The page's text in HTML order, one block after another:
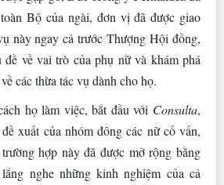
Bộ của ngài, đơn vị đã được giao
này ngay cả trước Thượng Hội đồng,
đề về vai trò của phụ nữ và khám phá
các thừa tác vụ dành cho họ.
họ làm việc, bắt đầu với Consulta,
xuất của nhóm đông các nữ cố vấn,
hợp này đã được mở rộng bằng
nghe những kinh nghiệm của cả